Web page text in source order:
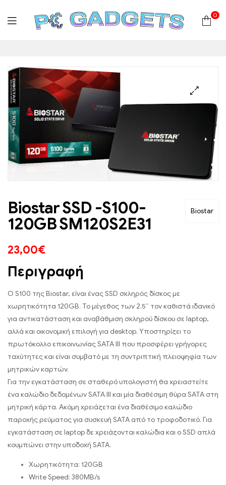
Gadgets
Plus
|
Hardware
|
0
Biostar
Biostar SSD -S100-
120GB SM120S2E31
23,00€
Περιγραφή
Ο S100 της Biostar, είναι ένας SSD σκληρός δίσκος με
χωρητικότητα 120GB. Το μέγεθος των 2.5” τον καθιστά ιδανικό
για αντικατάσταση και αναβάθμιση σκληρού δίσκου σε laptop,
αλλά και οικονομική επιλογή για desktop. Υποστηρίζει το
πρωτόκολλο επικοινωνίας SATA III που προσφέρει γρήγορες
ταχύτητες και είναι συμβατό με τη συντριπτική πλειοψηφία των
μητρικών καρτών.
Για την εγκατάσταση σε σταθερό υπολογιστή θα χρειαστείτε
ένα καλώδιο δεδομένων SATA III και μία διαθέσιμη θύρα SATA στη
μητρική κάρτα. Ακόμη χρειάζεται ένα διαθέσιμο καλώδιο
παροχής ρεύματος για συσκευή SATA από το τροφοδοτικό. Για
εγκατάσταση σε laptop δε χρειάζονται καλώδια και ο SSD απλά
κουμπώνει στην υποδοχή SATA.
Χωρητικότητα: 120GB
Write Speed: 380MB/s